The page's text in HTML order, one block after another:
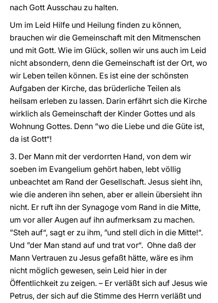
nach Gott Ausschau zu halten.
Um im Leid Hilfe und Heilung finden zu können,
brauchen wir die Gemeinschaft mit den Mitmenschen
und mit Gott. Wie im Glück, sollen wir uns auch im Leid
nicht absondern, denn die Gemeinschaft ist der Ort, wo
wir Leben teilen können. Es ist eine der schönsten
Aufgaben der Kirche, das brüderliche Teilen als
heilsam erleben zu lassen. Darin erfährt sich die Kirche
wirklich als Gemeinschaft der Kinder Gottes und als
Wohnung Gottes. Denn ”wo die Liebe und die Güte ist,
da ist Gott“!
3. Der Mann mit der verdorrten Hand, von dem wir
soeben im Evangelium gehört haben, lebt völlig
unbeachtet am Rand der Gesellschaft. Jesus sieht ihn,
wie die anderen ihn sehen, aber er allein übersieht ihn
nicht. Er ruft ihn der Synagoge vom Rand in die Mitte,
um vor aller Augen auf ihn aufmerksam zu machen.
”Steh auf“, sagt er zu ihm, ”und stell dich in die Mitte!“.
Und ”der Man stand auf und trat vor“. Ohne daß der
Mann Vertrauen zu Jesus gefaßt hätte, wäre es ihm
nicht möglich gewesen, sein Leid hier in der
Öffentlichkeit zu zeigen. – Er verläßt sich auf Jesus wie
Petrus, der sich auf die Stimme des Herrn verläßt und